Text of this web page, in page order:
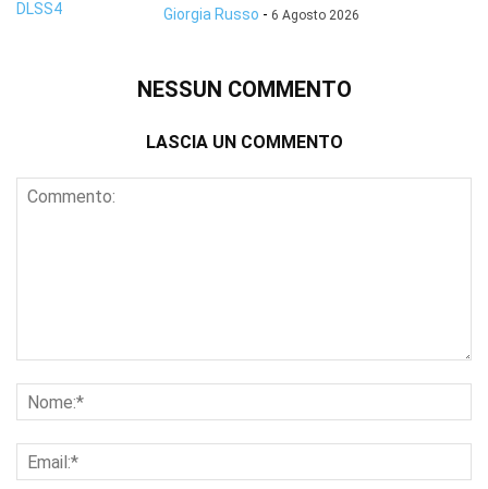
Giorgia Russo - 6 Agosto 2026
NESSUN COMMENTO
LASCIA UN COMMENTO